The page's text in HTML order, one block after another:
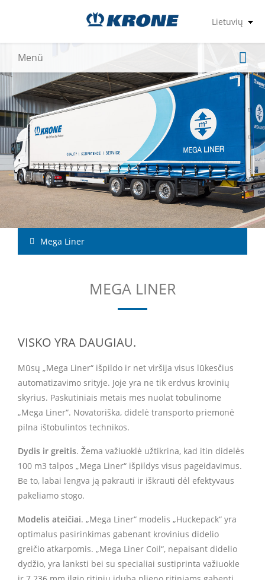
Mega Liner
MEGA LINER
VISKO YRA DAUGIAU.
Mūsų „Mega Liner“ išpildo ir net viršija visus lūkesčius
automatizavimo srityje. Joje yra ne tik erdvus krovinių
skyrius. Paskutiniais metais mes nuolat tobulinome
„Mega Liner“. Novatoriška, didelė transporto priemonė
pilna ištobulintos technikos.
Dydis ir greitis. Žema važiuoklė užtikrina, kad itin didelės
100 m3 talpos „Mega Liner“ išpildys visus pageidavimus.
Be to, labai lengva ją pakrauti ir iškrauti dėl efektyvaus
pakeliamo stogo.
Modelis ateičiai. „Mega Liner“ modelis „Huckepack“ yra
optimalus pasirinkimas gabenant krovinius didelio
greičio atkarpomis. „Mega Liner Coil“, nepaisant didelio
dydžio, yra lanksti bei su specialiai sustiprinta važiuokle